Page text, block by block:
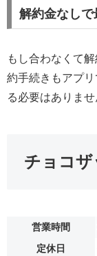
解約金なしで
もし合わなくて
約手続きもアプ
る必要はありませ
チョコザ
営業時間
定休日